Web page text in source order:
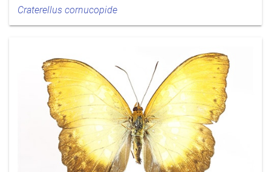
Craterellus cornucopide